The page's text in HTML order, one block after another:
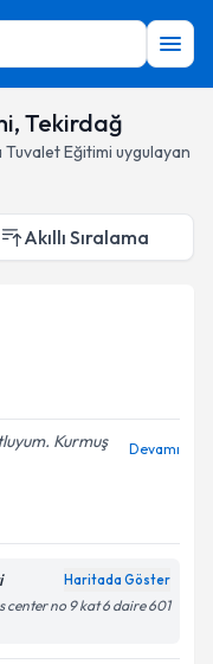
Tekirdağ
Eğitimi uygulayan
Akıllı Sıralama
Kurmuş
Devamı
Haritada Göster
center no 9 kat 6 daire 601